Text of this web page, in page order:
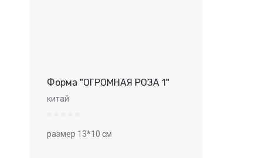
Форма "ОГРОМНАЯ РОЗА 1"
китай
размер 13*10 см